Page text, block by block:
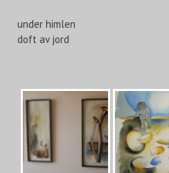
under himlen
doft av jord